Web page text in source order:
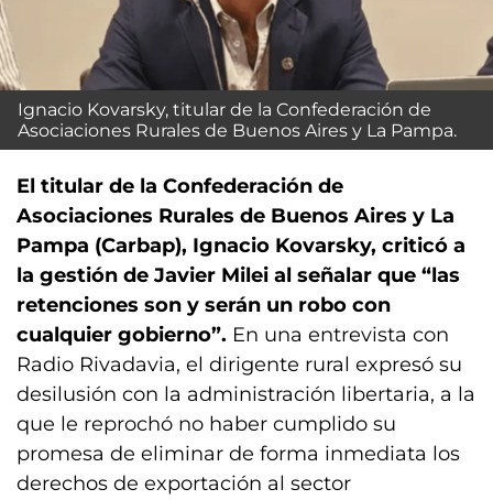
Ignacio Kovarsky, titular de la Confederación de
Asociaciones Rurales de Buenos Aires y La Pampa.
El titular de la Confederación de
Asociaciones Rurales de Buenos Aires y La
Pampa (Carbap), Ignacio Kovarsky, criticó a
la gestión de Javier Milei al señalar que “las
retenciones son y serán un robo con
cualquier gobierno”. En una entrevista con
Radio Rivadavia, el dirigente rural expresó su
desilusión con la administración libertaria, a la
que le reprochó no haber cumplido su
promesa de eliminar de forma inmediata los
derechos de exportación al sector